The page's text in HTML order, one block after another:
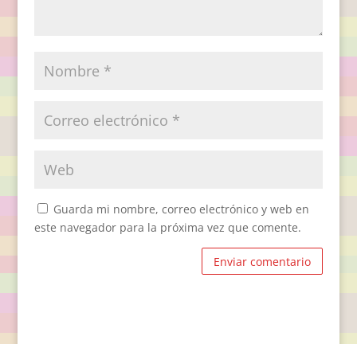
Guarda mi nombre, correo electrónico y web en
este navegador para la próxima vez que comente.